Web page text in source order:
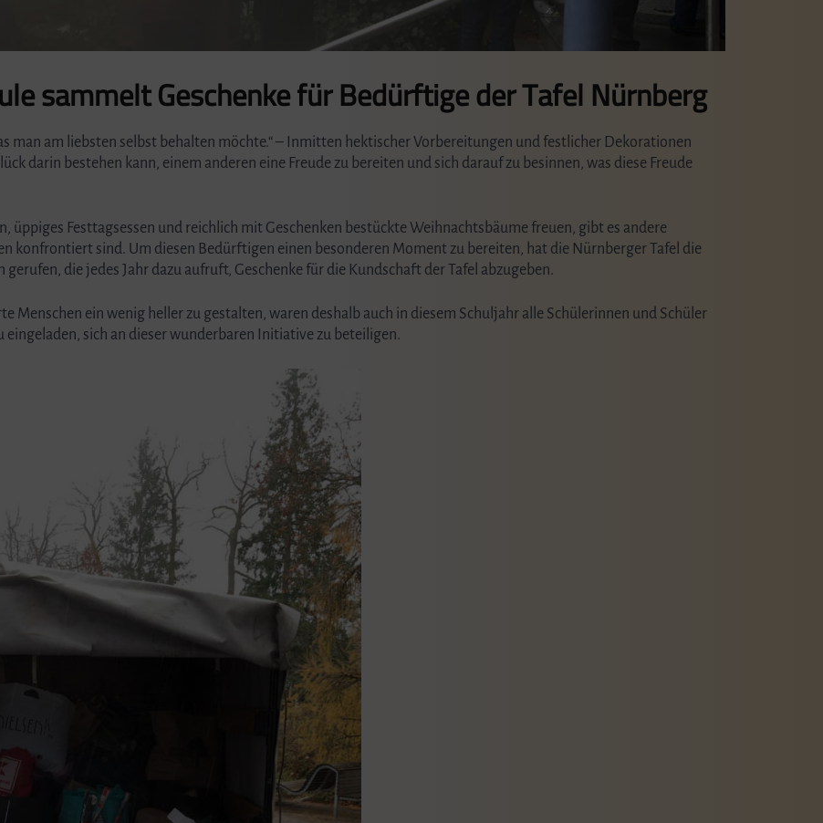
sammelt Geschenke für Bedürftige der Tafel Nürnberg
man am liebsten selbst behalten möchte.“ – Inmitten hektischer Vorbereitungen und festlicher Dekorationen
darin bestehen kann, einem anderen eine Freude zu bereiten und sich darauf zu besinnen, was diese Freude
üppiges Festtagsessen und reichlich mit Geschenken bestückte Weihnachtsbäume freuen, gibt es andere
konfrontiert sind. Um diesen Bedürftigen einen besonderen Moment zu bereiten, hat die Nürnberger Tafel die
die jedes Jahr dazu aufruft, Geschenke für die Kundschaft der Tafel abzugeben.
Menschen ein wenig heller zu gestalten, waren deshalb auch in diesem Schuljahr alle Schülerinnen und Schüler
sich an dieser wunderbaren Initiative zu beteiligen.